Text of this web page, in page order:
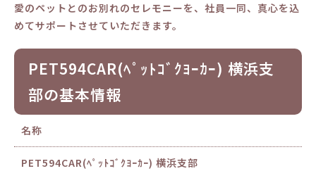
愛のペットとのお別れのセレモニーを、社員一同、真心を込
めてサポートさせていただきます。
PET594CAR(ﾍﾟｯﾄｺﾞｸﾖｰｶｰ) 横浜支
部の基本情報
名称
PET594CAR(ﾍﾟｯﾄｺﾞｸﾖｰｶｰ) 横浜支部